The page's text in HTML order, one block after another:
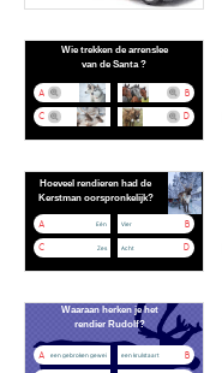
Wie trekken de arrenslee
van de Santa ?
A B
C D
Hoeveel rendieren had de
Kerstman oorspronkelijk?
A Eén B
Vier
C Zes D
Acht
Waaraan herken je het
rendier Rudolf?
A een gebroken gewei B
een krulstaart